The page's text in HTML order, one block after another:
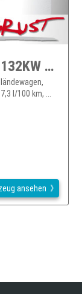
VW Tiguan Tiguan Highline 132KW 4 Motion DSG Navi LED Klima Einparkhilfe el. Fenster
l/100 km, ...
ansehen